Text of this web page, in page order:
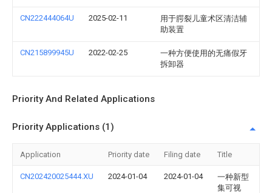
CN222444064U 2025-02-11
用于腭裂儿童术区清洁辅
助装置
CN215899945U 2022-02-25
一种方便使用的无痛假牙
拆卸器
Priority And Related Applications
Priority Applications (1)
Application Priority date Filing date Title
CN202420025444.XU 2024-01-04 2024-01-04
一种新型
集可视